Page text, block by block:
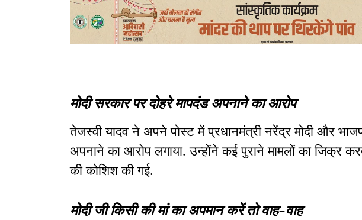
मोदी सरकार पर दोहरे मापदंड अपनाने का आरोप
तेजस्वी यादव ने अपने पोस्ट में प्रधानमंत्री नरेंद्र मोदी और
अपनाने का आरोप लगाया. उन्होंने कई पुराने मामलों का जिक्र
की कोशिश की गई.
मोदी जी किसी की मां का अपमान करें तो वाह-वाह